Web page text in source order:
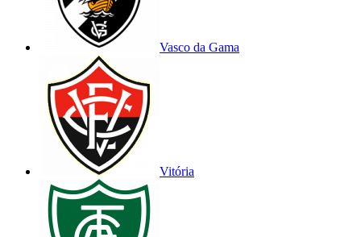
Vasco da Gama
Vitória